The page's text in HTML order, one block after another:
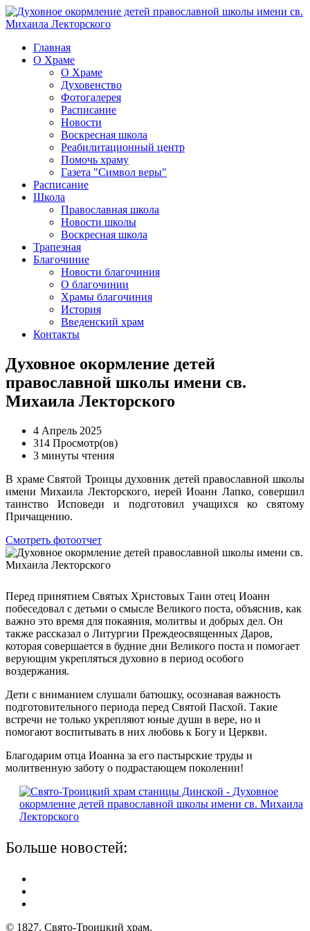
Главная
О Храме
О Храме
Духовенство
Фотогалерея
Расписание
Новости
Воскресная школа
Реабилитационный центр
Помочь храму
Газета "Символ веры"
Расписание
Школа
Православная школа
Новости школы
Воскресная школа
Трапезная
Благочиние
Новости благочиния
О благочинии
Храмы благочиния
История
Введенский храм
Контакты
Духовное окормление детей
православной школы имени св.
Михаила Лекторского
4 Апрель 2025
314 Просмотр(ов)
3 минуты чтения
В храме Святой Троицы духовник детей православной школы
имени Михаила Лекторского, иерей Иоанн Лапко, совершил
таинство Исповеди и подготовил учащихся ко святому
Причащению.
Смотреть фотоотчет
Перед принятием Святых Христовых Таин отец Иоанн
побеседовал с детьми о смысле Великого поста, объяснив, как
важно это время для покаяния, молитвы и добрых дел. Он
также рассказал о Литургии Преждеосвященных Даров,
которая совершается в будние дни Великого поста и помогает
верующим укрепляться духовно в период особого
воздержания.
Дети с вниманием слушали батюшку, осознавая важность
подготовительного периода перед Святой Пасхой. Такие
встречи не только укрепляют юные души в вере, но и
помогают воспитывать в них любовь к Богу и Церкви.
Благодарим отца Иоанна за его пастырские труды и
молитвенную заботу о подрастающем поколении!
Больше новостей:
© 1827. Свято-Троицкий храм.